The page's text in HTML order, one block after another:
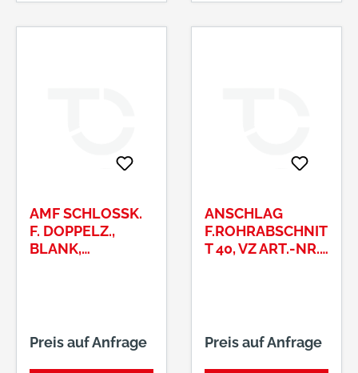
AMF SCHLOSSK.
F. DOPPELZ.,
BLANK,
Preis auf Anfrage
ANSCHLAG
F.ROHRABSCHNIT
T 40, VZ ART.-NR.:
Preis auf Anfrage